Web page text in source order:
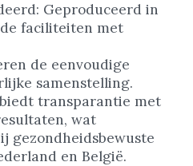
Geproduceerd in
faciliteiten met
de eenvoudige
samenstelling.
transparantie met
wat
gezondheidsbewuste
en België.